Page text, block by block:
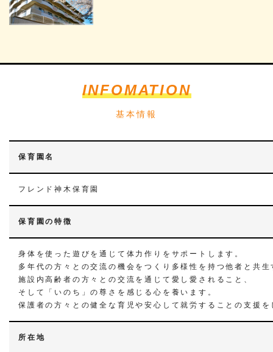
INFOMATION
基本情報
保育園名
フレンド神木保育園
保育園の特徴
身体を使った遊びを通じて体力作りをサポートします。
多年代の方々との交流の機会をつくり多様性を持つ他者と共
施設内高齢者の方々との交流を通じて愛し愛されること、
そして「いのち」の尊さを感じる心を養います。
保護者の方々との健全な育児や安心して就労することの支援を
所在地